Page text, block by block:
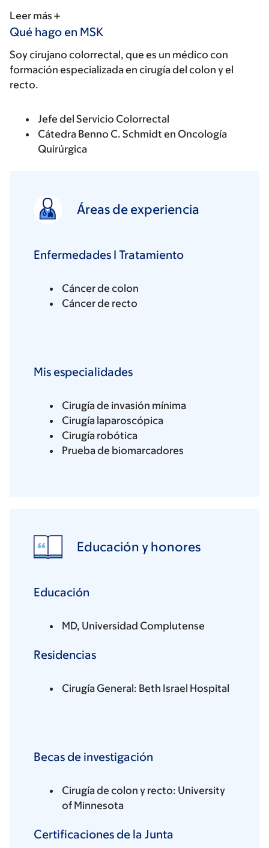
Leer más
Qué hago en MSK
Soy cirujano colorrectal, que es un médico con
formación especializada en cirugía del colon y el
recto.
Jefe del Servicio Colorrectal
Cátedra Benno C. Schmidt en Oncología
Quirúrgica
Áreas de experiencia
Enfermedades I Tratamiento
Cáncer de colon
Cáncer de recto
Mis especialidades
Cirugía de invasión mínima
Cirugía laparoscópica
Cirugía robótica
Prueba de biomarcadores
Educación y honores
Educación
MD, Universidad Complutense
Residencias
Cirugía General: Beth Israel Hospital
Becas de investigación
Cirugía de colon y recto: University
of Minnesota
Certificaciones de la Junta